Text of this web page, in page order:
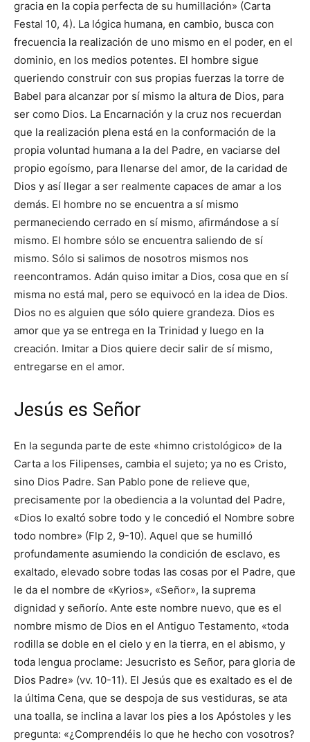
gracia en la copia perfecta de su humillación» (Carta
Festal 10, 4). La lógica humana, en cambio, busca con
frecuencia la realización de uno mismo en el poder, en el
dominio, en los medios potentes. El hombre sigue
queriendo construir con sus propias fuerzas la torre de
Babel para alcanzar por sí mismo la altura de Dios, para
ser como Dios. La Encarnación y la cruz nos recuerdan
que la realización plena está en la conformación de la
propia voluntad humana a la del Padre, en vaciarse del
propio egoísmo, para llenarse del amor, de la caridad de
Dios y así llegar a ser realmente capaces de amar a los
demás. El hombre no se encuentra a sí mismo
permaneciendo cerrado en sí mismo, afirmándose a sí
mismo. El hombre sólo se encuentra saliendo de sí
mismo. Sólo si salimos de nosotros mismos nos
reencontramos. Adán quiso imitar a Dios, cosa que en sí
misma no está mal, pero se equivocó en la idea de Dios.
Dios no es alguien que sólo quiere grandeza. Dios es
amor que ya se entrega en la Trinidad y luego en la
creación. Imitar a Dios quiere decir salir de sí mismo,
entregarse en el amor.
Jesús es Señor
En la segunda parte de este «himno cristológico» de la
Carta a los Filipenses, cambia el sujeto; ya no es Cristo,
sino Dios Padre. San Pablo pone de relieve que,
precisamente por la obediencia a la voluntad del Padre,
«Dios lo exaltó sobre todo y le concedió el Nombre sobre
todo nombre» (Flp 2, 9-10). Aquel que se humilló
profundamente asumiendo la condición de esclavo, es
exaltado, elevado sobre todas las cosas por el Padre, que
le da el nombre de «Kyrios», «Señor», la suprema
dignidad y señorío. Ante este nombre nuevo, que es el
nombre mismo de Dios en el Antiguo Testamento, «toda
rodilla se doble en el cielo y en la tierra, en el abismo, y
toda lengua proclame: Jesucristo es Señor, para gloria de
Dios Padre» (vv. 10-11). El Jesús que es exaltado es el de
la última Cena, que se despoja de sus vestiduras, se ata
una toalla, se inclina a lavar los pies a los Apóstoles y les
pregunta: «¿Comprendéis lo que he hecho con vosotros?